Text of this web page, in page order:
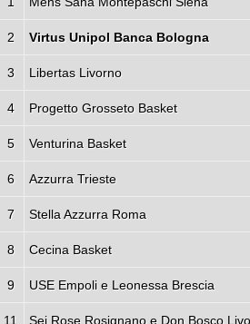
2 Virtus Unipol Banca Bologna
3 Libertas Livorno
4 Progetto Grosseto Basket
5 Venturina Basket
6 Azzurra Trieste
7 Stella Azzurra Roma
8 Cecina Basket
9 USE Empoli e Leonessa Brescia
11 Sei Rose Rosignano e Don Bosco